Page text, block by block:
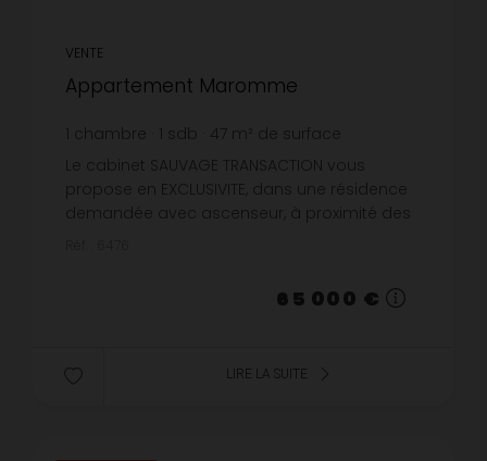
VENTE
Appartement Maromme
1 chambre 1 sdb 47 m² de surface
1 382,98 € prix / m²
Le cabinet SAUVAGE TRANSACTION vous
propose en EXCLUSIVITE, dans une résidence
demandée avec ascenseur, à proximité des
65 000 €
LIRE LA SUITE